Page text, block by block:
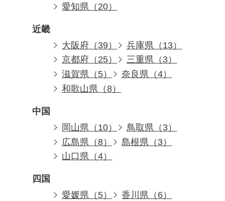
愛知県（20）
近畿
大阪府（39）
兵庫県（13）
京都府（25）
三重県（3）
滋賀県（5）
奈良県（4）
和歌山県（8）
中国
岡山県（10）
鳥取県（3）
広島県（8）
島根県（3）
山口県（4）
四国
愛媛県（5）
香川県（6）